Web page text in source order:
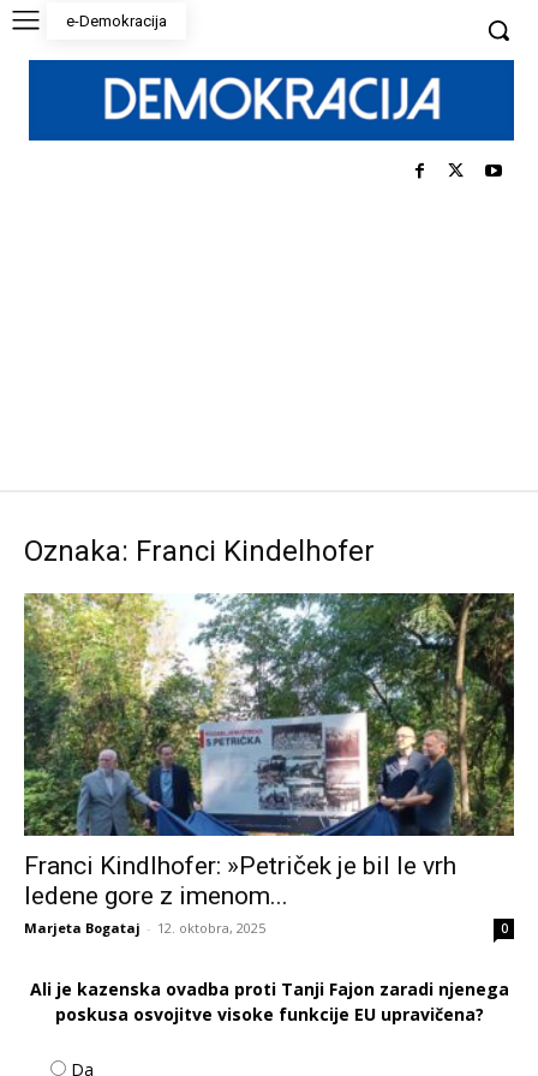
e-Demokracija
Oznaka: Franci Kindelhofer
Franci Kindlhofer: »Petriček je bil le vrh
ledene gore z imenom...
Marjeta Bogataj - 12. oktobra, 2025 0
Ali je kazenska ovadba proti Tanji Fajon zaradi njenega
poskusa osvojitve visoke funkcije EU upravičena?
Da